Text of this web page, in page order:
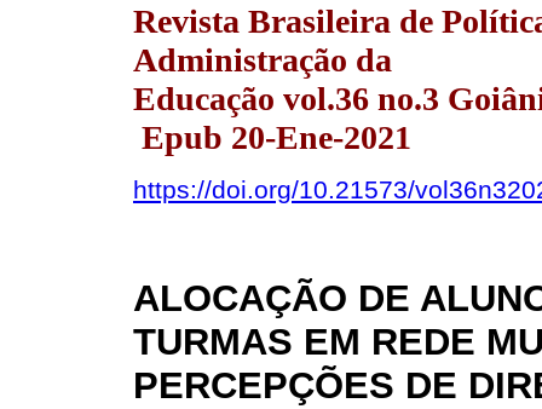
Revista Brasileira de
Administração da
Educação vol.36 no.3
Epub 20-Ene-2021
https://doi.org/10.21573/
ALOCAÇÃO DE
TURMAS EM REDE
PERCEPÇÕES DE